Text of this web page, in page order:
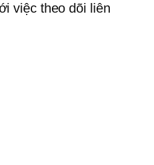
việc theo dõi liên